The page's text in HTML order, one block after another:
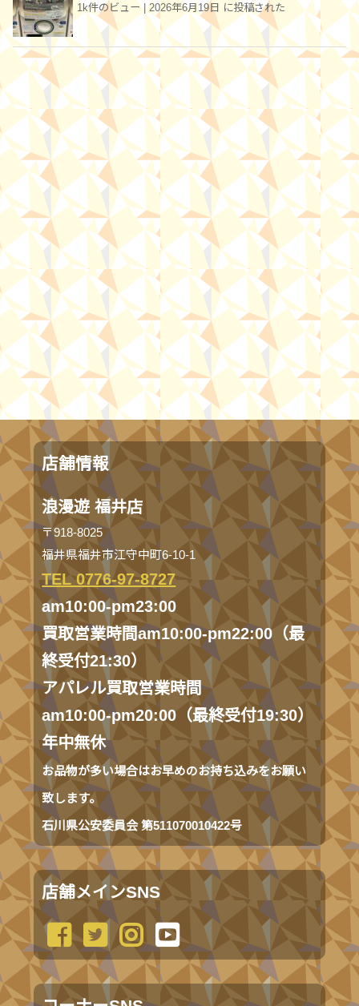
1k件のビュー|2026年6月19日 に投稿された
店舗情報
浪漫遊 福井店
〒918-8025
福井県福井市江守中町6-10-1
TEL 0776-97-8727
am10:00-pm23:00
買取営業時間am10:00-pm22:00（最
終受付21:30）
アパレル買取営業時間
am10:00-pm20:00（最終受付19:30）
年中無休
お品物が多い場合はお早めのお持ち込みをお願い
致します。
石川県公安委員会 第511070010422号
店舗メインSNS